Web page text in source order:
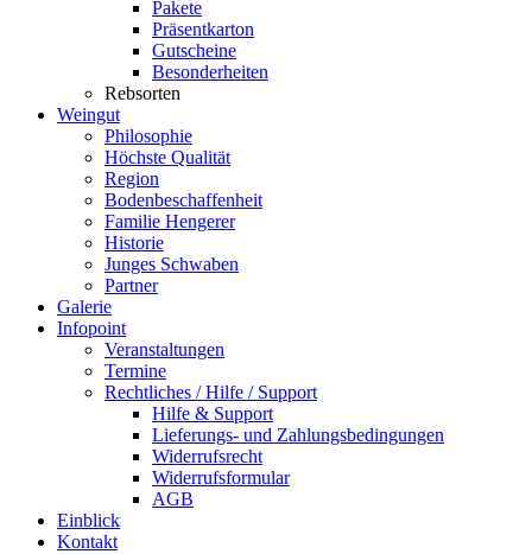
Pakete
Präsentkarton
Gutscheine
Besonderheiten
Rebsorten
Weingut
Philosophie
Höchste Qualität
Region
Bodenbeschaffenheit
Familie Hengerer
Historie
Junges Schwaben
Partner
Galerie
Infopoint
Veranstaltungen
Termine
Rechtliches / Hilfe / Support
Hilfe & Support
Lieferungs- und Zahlungsbedingungen
Widerrufsrecht
Widerrufsformular
AGB
Einblick
Kontakt